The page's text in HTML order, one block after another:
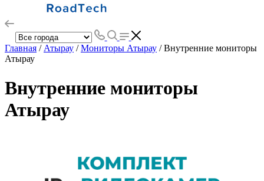
Главная / Атырау /Мониторы Атырау / Внутренние мониторы
Атырау
Внутренние мониторы
Атырау